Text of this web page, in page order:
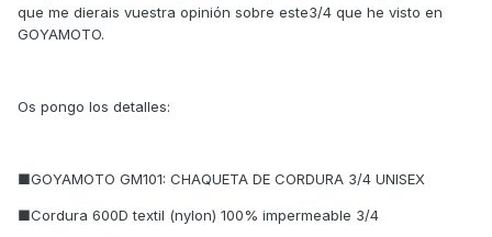
que me dierais vuestra opinión sobre este3/4 que he visto en
GOYAMOTO.
Os pongo los detalles:
■GOYAMOTO GM101: CHAQUETA DE CORDURA 3/4 UNISEX
■Cordura 600D textil (nylon) 100% impermeable 3/4